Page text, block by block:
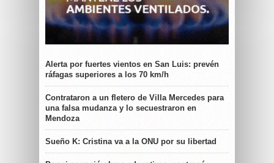
Alerta por fuertes vientos en San Luis: prevén
ráfagas superiores a los 70 km/h
Contrataron a un fletero de Villa Mercedes para
una falsa mudanza y lo secuestraron en
Mendoza
Sueño K: Cristina va a la ONU por su libertad